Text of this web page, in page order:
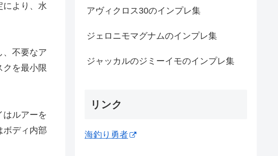
により、水
、不要なア
クを最小限
ルアーを
ボディ内部
アヴィクロス30のインプレ集
ジェロニモマグナムのインプレ集
ジャッカルのジミーイモのインプレ集
リンク
海釣り勇者